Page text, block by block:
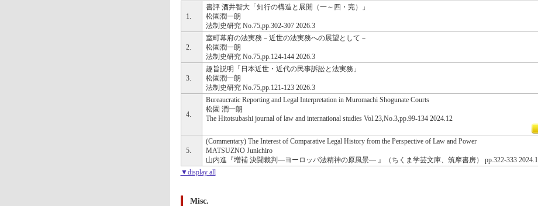
1.
書評 酒井智大「知行の構造と展開（一～四・完）」
松園潤一朗
法制史研究 No.75,pp.302-307 2026.3
2.
室町幕府の法実務－近世の法実務への展望として－
松園潤一朗
法制史研究 No.75,pp.124-144 2026.3
3.
趣旨説明「日本近世・近代の民事訴訟と法実務」
松園潤一朗
法制史研究 No.75,pp.121-123 2026.3
4.
Bureaucratic Reporting and Legal Interpretation in Muromachi Shogunate Courts
松園 潤一朗
The Hitotsubashi journal of law and international studies Vol.23,No.3,pp.99-134 2024.12
5.
(Commentary) The Interest of Comparative Legal History from the Perspective of Law and Power
MATSUZNO Junichiro
山内進『増補 決闘裁判―ヨーロッパ法精神の原風景― 』（ちくま学芸文庫、筑摩書房） pp.322-333 2024.1
▼display all
Misc.